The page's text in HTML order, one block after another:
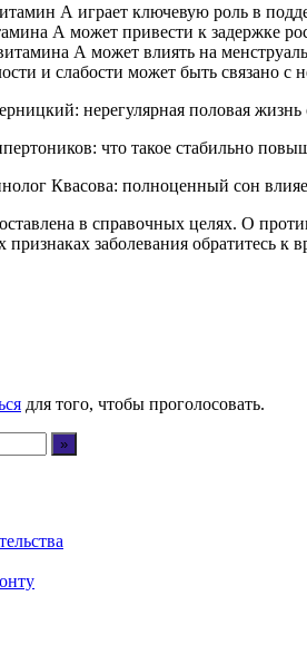
А играет ключевую роль в
А может привести к задержке
А может влиять на
и слабости может быть связано с
нерегулярная половая жизнь
что такое стабильно
Квасова: полноценный сон
в справочных целях. О
заболевания обратитесь к
для того, чтобы проголосовать.